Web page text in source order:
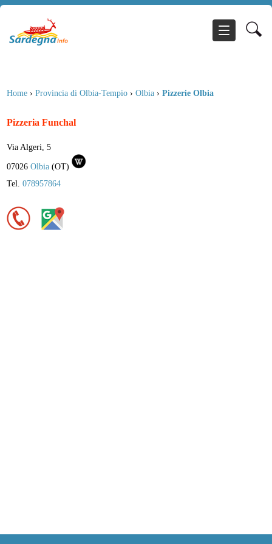
Home › Provincia di Olbia-Tempio › Olbia › Pizzerie Olbia
Pizzeria Funchal
Via Algeri, 5
07026 Olbia (OT)
Tel. 078957864